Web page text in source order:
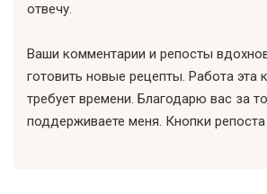
отвечу.
Ваши комментарии и репосты
готовить новые рецепты. Работа эта
требует времени. Благодарю вас за
поддерживаете меня. Кнопки